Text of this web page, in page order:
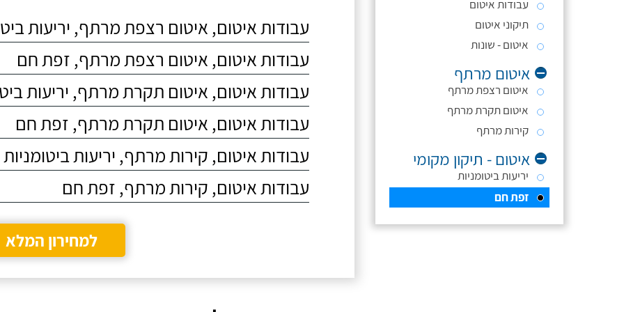
עבודות איטום
תיקוני איטום
איטום - שונות
איטום מרתף
איטום רצפת מרתף
איטום תקרת מרתף
קירות מרתף
איטום - תיקון מקומי
יריעות ביטומניות
זפת חם
לטובה על היחס החם,
המקצועיות והאמינות
ואין לי ספק שבמידה
ואצטרך עבודה נוספת
אפנה אליו שוב.
מרפסת
הדיירים
רטיבות
שכלל הרמת
המרצפות
האיטום
חדש.
עבודות איטום, איטום רצפת מרתף, יריעות
עבודות איטום, איטום רצפת מרתף, זפת חם
עבודות איטום, איטום תקרת מרתף, יריעות
עבודות איטום, איטום תקרת מרתף, זפת חם
עבודות איטום, קירות מרתף, יריעות ביטומניות
עבודות איטום, קירות מרתף, זפת חם
למחירון המלא